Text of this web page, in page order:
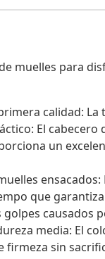
muelles para
calidad: La
El
un
que
golpes causados
media: El
firmeza sin